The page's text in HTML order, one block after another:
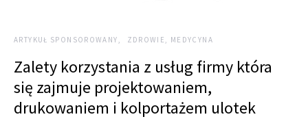
ARTYKUŁ SPONSOROWANY ZDROWIE, MEDYCYNA
Zalety korzystania z usług firmy która
się zajmuje projektowaniem,
drukowaniem i kolportażem ulotek